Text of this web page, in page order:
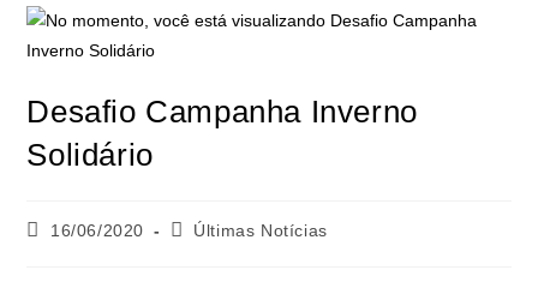
Desafio Campanha Inverno
Solidário
16/06/2020 Últimas Notícias